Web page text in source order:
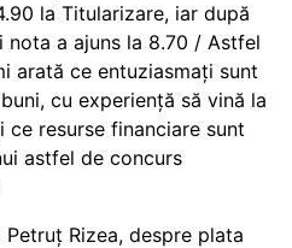
la Titularizare, iar după
nota a ajuns la 8.70 / Astfel
arată ce entuziasmați sunt
cu experiență să vină la
ce resurse financiare sunt
astfel de concurs
Petruț Rizea, despre plata